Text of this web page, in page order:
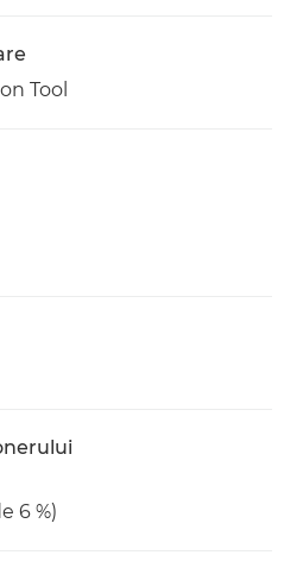
Tool
6 %)